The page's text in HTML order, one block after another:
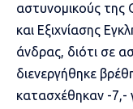
αστυνομικούς της
και Εξιχνίασης
άνδρας, διότι σε
διενεργήθηκε
κατασχέθηκαν -7,-